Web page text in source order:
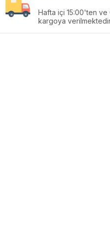
Hafta içi 15:00'ten ve
kargoya